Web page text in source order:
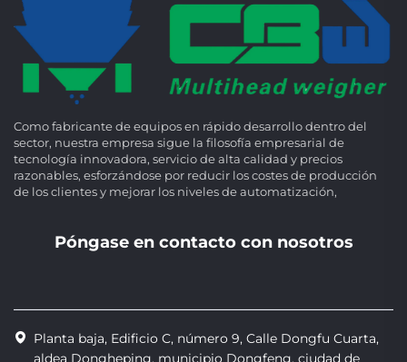
Como fabricante de equipos en rápido desarrollo dentro del
sector, nuestra empresa sigue la filosofía empresarial de
tecnología innovadora, servicio de alta calidad y precios
razonables, esforzándose por reducir los costes de producción
de los clientes y mejorar los niveles de automatización,
Póngase en contacto con nosotros
Planta baja, Edificio C, número 9, Calle Dongfu Cuarta,
aldea Dongheping, municipio Dongfeng, ciudad de